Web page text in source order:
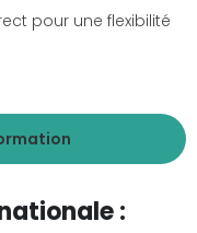
pour une flexibilité
: